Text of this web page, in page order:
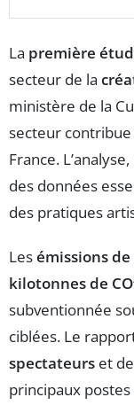
La première
secteur de la
ministère de la
secteur contribue
France.
des données
des pratiques
Lesémissions
kilotonnes de
subventionnée
ciblées. Le
spectateurs et
principaux